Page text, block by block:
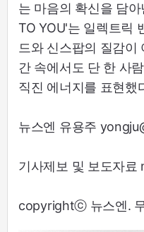
는 마음의 확신을 담
TO YOU'는 일렉트릭
드와 신스팝의 질감이
간 속에서도 단 한 사
직진 에너지를 표현했
뉴스엔 유용주
기사제보 및 보도자
copyrightⓒ 뉴스엔.